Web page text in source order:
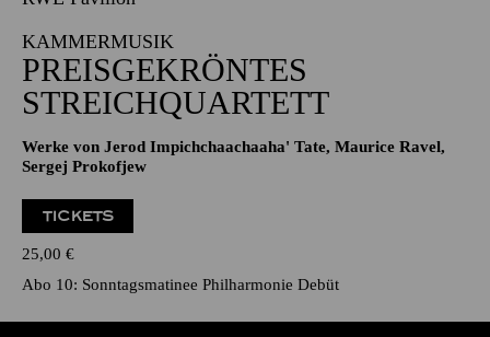
KAMMERMUSIK
PREISGEKRÖNTES
STREICHQUARTETT
Werke von Jerod Impichchaachaaha' Tate, Maurice Ravel,
Sergej Prokofjew
TICKETS
25,00 €
Abo 10: Sonntagsmatinee Philharmonie Debüt